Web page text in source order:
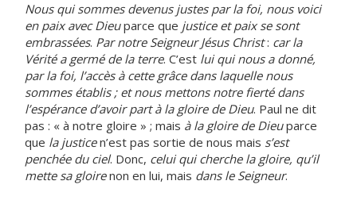
Nous qui sommes devenus justes par la foi, nous voici
en paix avec Dieuparce que justice et paix se sont
embrassées. Par notre Seigneur Jésus Christ: car la
Vérité a germé de la terre. C’est lui qui nous a donné,
par la foi, l’accès à cette grâce dans laquelle nous
sommes établis ; et nous mettons notre fierté dans
l’espérance d’avoir part à la gloire de Dieu. Paul ne dit
pas : « à notre gloire » ; mais à la gloire de Dieuparce
que la justicen’est pas sortie de nous mais s’est
penchée du ciel. Donc, celui qui cherche la gloire, qu’il
mette sa gloirenon en lui, mais dans le Seigneur.